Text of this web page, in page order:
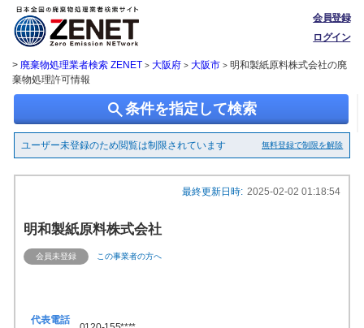
会員登録
ログイン
> 廃棄物処理業者検索 ZENET > 大阪府> 大阪市> 明和製紙原料株式会社の廃
棄物処理許可情報
search条件を指定して検索
ユーザー未登録のため閲覧は制限されています 無料登録で制限を解除
最終更新日時: 2025-02-02 01:18:54
明和製紙原料株式会社
会員未登録 この事業者の方へ
代表電話